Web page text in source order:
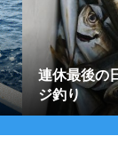
連休最後の
ジ釣り